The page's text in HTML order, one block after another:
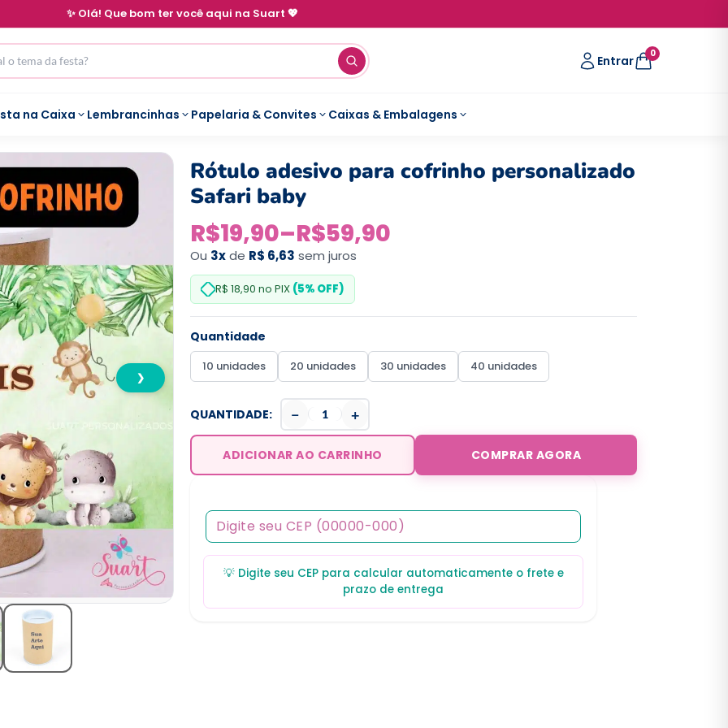
✨ Olá! Que bom ter você aqui na Suart 💖
Entrar 0
na Caixa Lembrancinhas Papelaria & Convites Caixas & Embalagens
❯
Rótulo adesivo para cofrinho personalizado
Safari baby
R$19,90–R$59,90
Ou 3xde R$ 6,63 sem juros
R$ 18,90 no PIX (5% OFF)
Quantidade
10 unidades 20 unidades 30 unidades 40 unidades
QUANTIDADE: − +
ADICIONAR AO CARRINHO COMPRAR AGORA
💡 Digite seu CEP para calcular automaticamente o frete e
prazo de entrega